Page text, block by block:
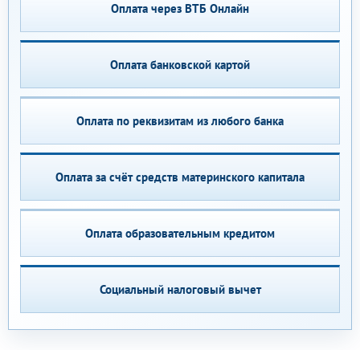
Оплата через ВТБ Онлайн
Оплата банковской картой
Оплата по реквизитам из любого банка
Оплата за счёт средств материнского капитала
Оплата образовательным кредитом
Социальный налоговый вычет